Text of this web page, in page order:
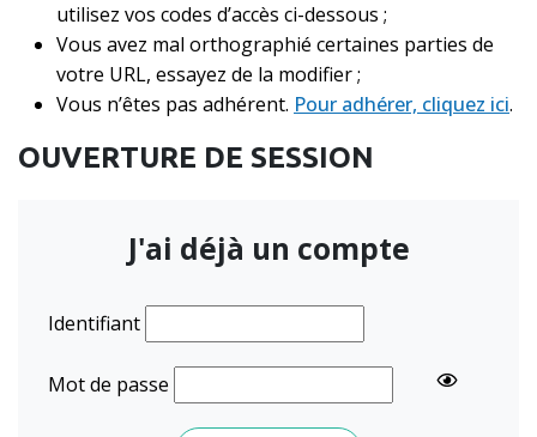
utilisez vos codes d’accès ci-dessous ;
Vous avez mal orthographié certaines parties de
votre URL, essayez de la modifier ;
Vous n’êtes pas adhérent. Pour adhérer, cliquez ici.
OUVERTURE DE SESSION
J'ai déjà un compte
Identifiant
Mot de passe